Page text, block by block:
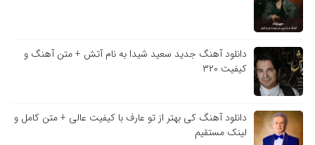
دانلود آهنگ جدید سعید شیدا به نام آتش + متن آهنگ و
کیفیت ۳۲۰
دانلود آهنگ کی بهتر از تو عارف با کیفیت عالی + متن کامل و
لینک مستقیم